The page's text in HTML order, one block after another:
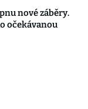
nové záběry.
očekávanou